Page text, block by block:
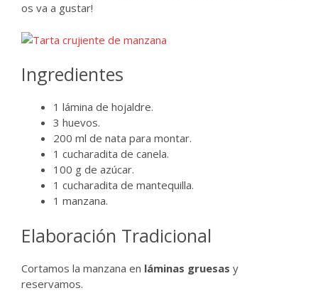
os va a gustar!
Ingredientes
1 lámina de hojaldre.
3 huevos.
200 ml de nata para montar.
1 cucharadita de canela.
100 g de azúcar.
1 cucharadita de mantequilla.
1 manzana.
Elaboración Tradicional
Cortamos la manzana en láminas gruesas y
reservamos.